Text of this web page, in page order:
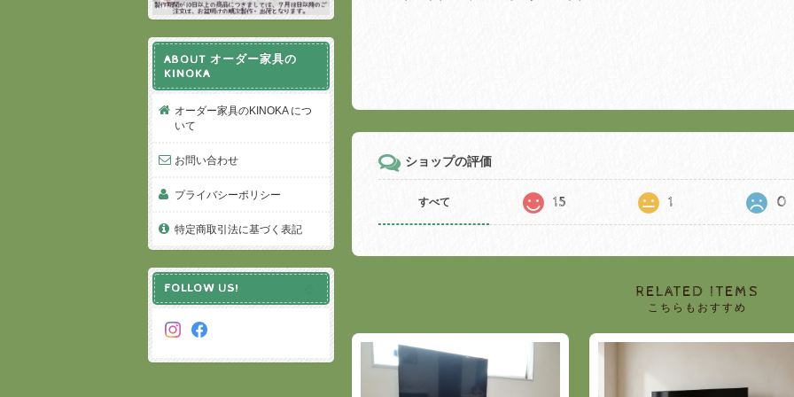
ショップの評価
すべて 15 1 0
RELATED ITEMS
こちらもおすすめ
ABOUT オーダー家具の
KINOKA
オーダー家具のKINOKA につ
いて
お問い合わせ
プライバシーポリシー
特定商取引法に基づく表記
FOLLOW US!